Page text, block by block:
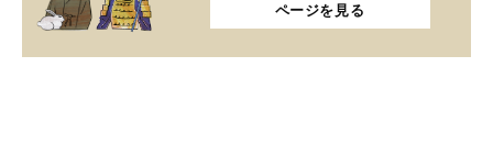
ページを見る